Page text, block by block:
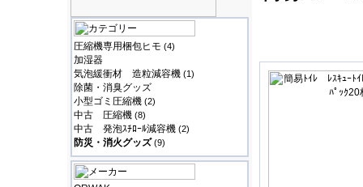
圧縮機専用梱包ヒモ (4)
加湿器
気泡緩衝材 造粒減容機 (1)
除菌・消臭グッズ
小型ゴミ圧縮機 (2)
中古 圧縮機 (8)
中古 発泡ｽﾁﾛｰﾙ減容機 (2)
防災・消火グッズ(9)